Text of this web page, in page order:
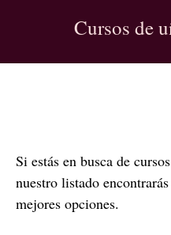
Cursos de
Si estás en busca de
nuestro listado
mejores opciones.